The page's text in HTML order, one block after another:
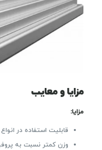
مزایا و معایب
مزایا:
قابلیت استفاده در
وزن کمتر نسبت به